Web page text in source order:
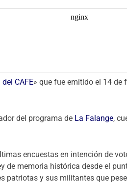
CAFE» que fue emitido el 14 de
del programa de La Falange,
encuestas en intención de
de memoria histórica desde el
patriotas y sus militantes que